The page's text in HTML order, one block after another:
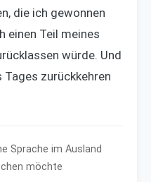
die ich gewonnen
einen Teil meines
würde. Und
zurückkehren
Sprache im Ausland
möchte